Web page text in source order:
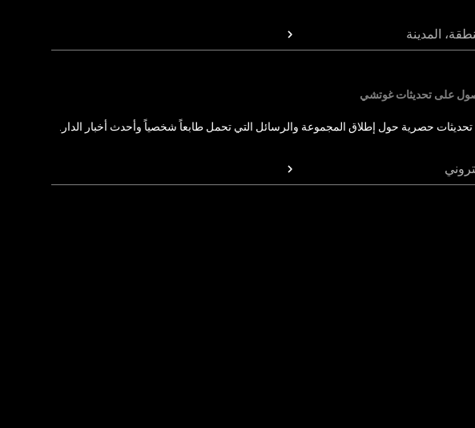
المدينة
على تحديثات غوتشي
حصرية حول إطلاق المجموعة والرسائل التي تحمل طابعاً شخصياً وأحدث أخبار الدار.